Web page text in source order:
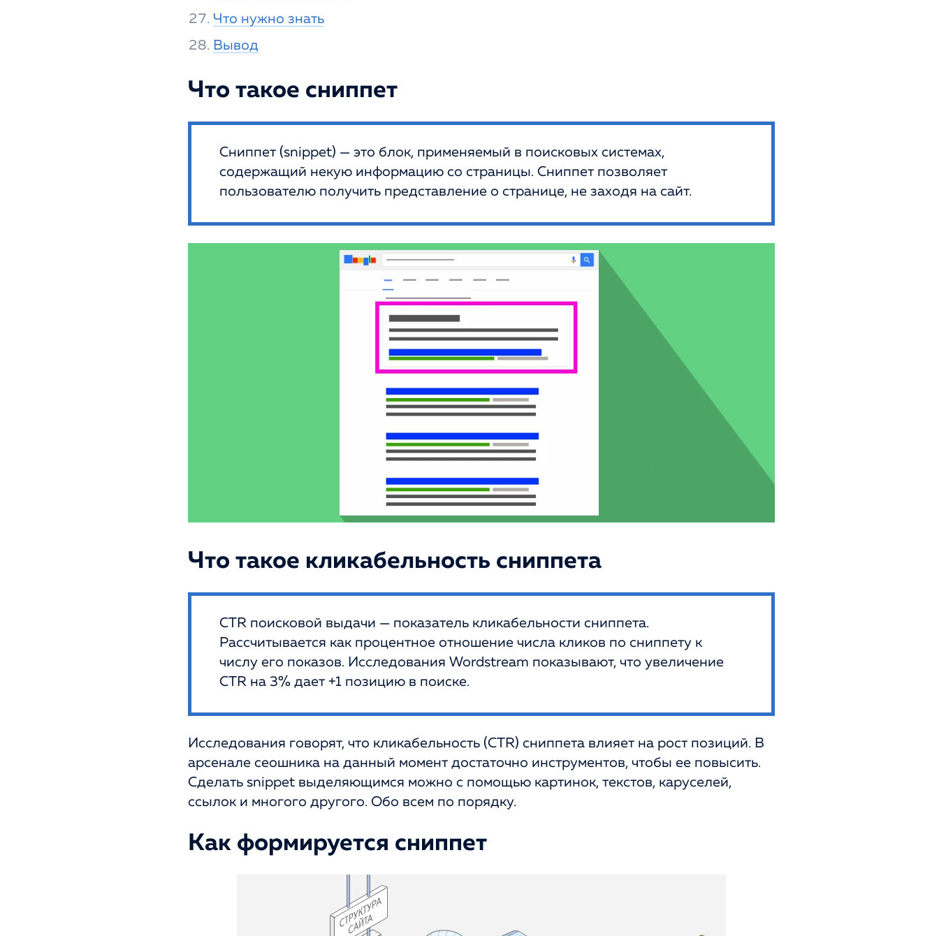
Что нужно знать
Вывод
Что такое сниппет
Сниппет (snippet) — это блок, применяемый в поисковых системах,
содержащий некую информацию со страницы. Сниппет позволяет
пользователю получить представление о странице, не заходя на сайт.
Что такое кликабельность сниппета
CTR поисковой выдачи — показатель кликабельности сниппета.
Рассчитывается как процентное отношение числа кликов по сниппету к
числу его показов. Исследования Wordstream показывают, что увеличение
CTR на 3% дает +1 позицию в поиске.
Исследования говорят, что кликабельность (CTR) сниппета влияет на рост позиций. В
арсенале сеошника на данный момент достаточно инструментов, чтобы ее повысить.
Сделать snippet выделяющимся можно с помощью картинок, текстов, каруселей,
ссылок и многого другого. Обо всем по порядку.
Как формируется сниппет